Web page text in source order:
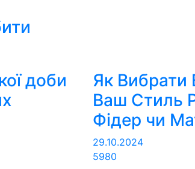
доби
Як Вибрати
Ваш Стиль
Фідер чи
29.10.2024
5980